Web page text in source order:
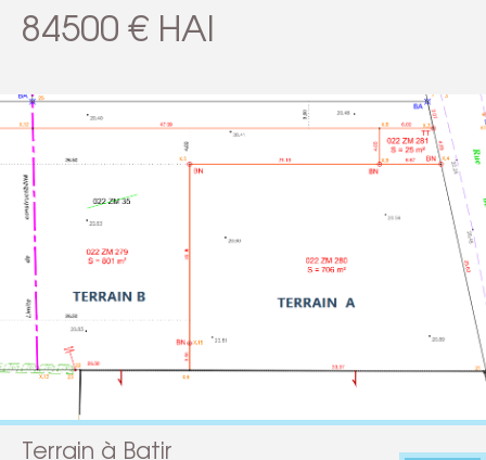
84500 € HAI
Terrain à Batir